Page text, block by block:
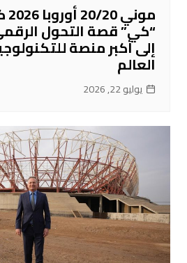
“كي” قصة التحول
إلى أكبر منصة
العالم
يوليو 22, 2026